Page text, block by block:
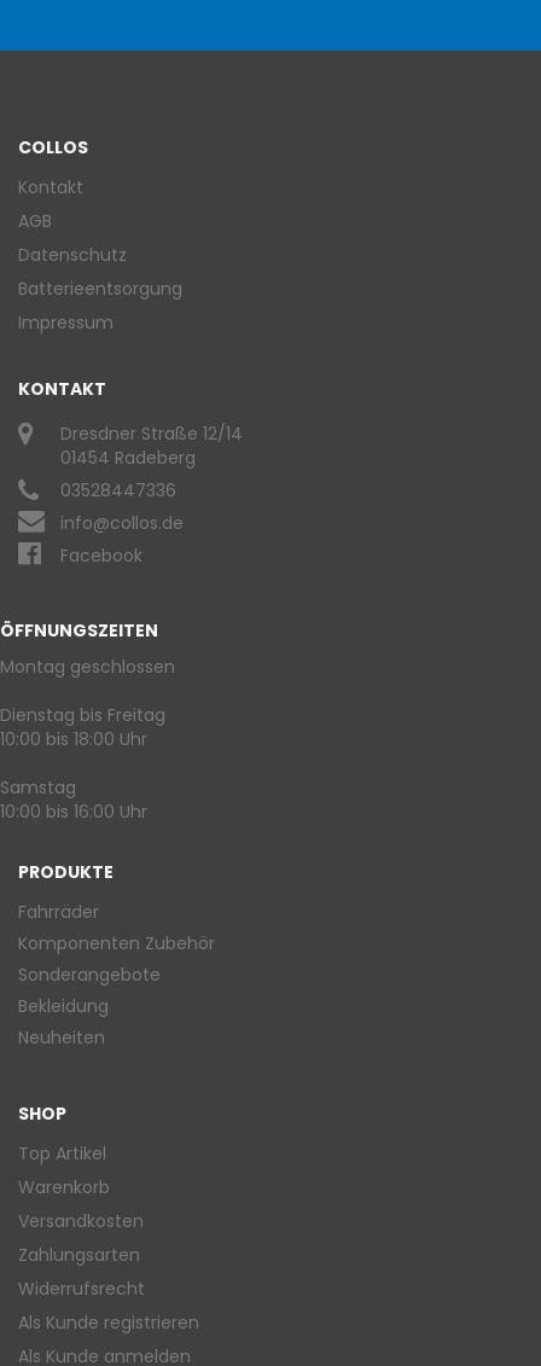
COLLOS
Kontakt
AGB
Datenschutz
Batterieentsorgung
Impressum
KONTAKT
Dresdner Straße 12/14
01454 Radeberg
03528447336
info@collos.de
Facebook
ÖFFNUNGSZEITEN
Montag geschlossen
Dienstag bis Freitag
10:00 bis 18:00 Uhr
Samstag
10:00 bis 16:00 Uhr
PRODUKTE
Fahrräder
Komponenten Zubehör
Sonderangebote
Bekleidung
Neuheiten
SHOP
Top Artikel
Warenkorb
Versandkosten
Zahlungsarten
Widerrufsrecht
Als Kunde registrieren
Als Kunde anmelden